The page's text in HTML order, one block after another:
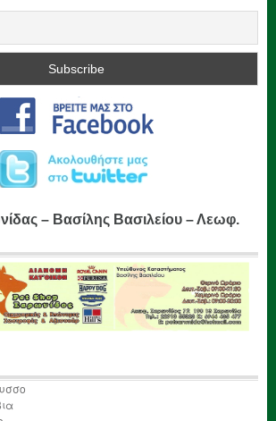
– Βασίλης Βασιλείου – Λεωφ.